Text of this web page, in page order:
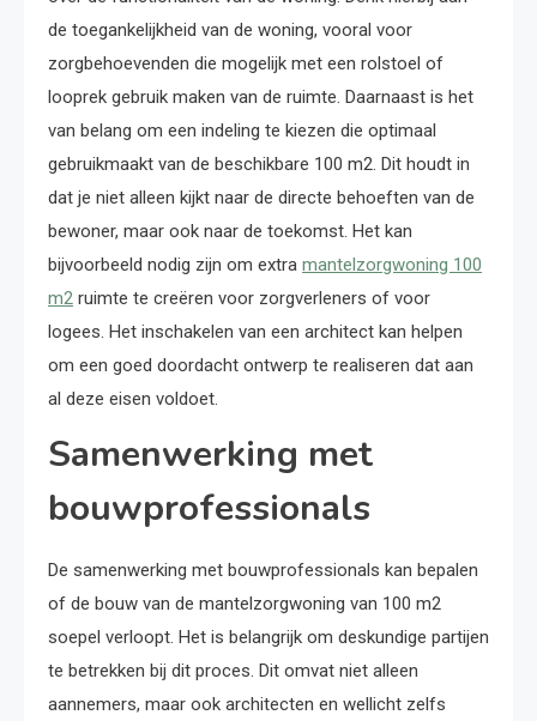
de toegankelijkheid van de woning, vooral voor
zorgbehoevenden die mogelijk met een rolstoel of
looprek gebruik maken van de ruimte. Daarnaast is het
van belang om een indeling te kiezen die optimaal
gebruikmaakt van de beschikbare 100 m2. Dit houdt in
dat je niet alleen kijkt naar de directe behoeften van de
bewoner, maar ook naar de toekomst. Het kan
bijvoorbeeld nodig zijn om extra mantelzorgwoning 100
m2 ruimte te creëren voor zorgverleners of voor
logees. Het inschakelen van een architect kan helpen
om een goed doordacht ontwerp te realiseren dat aan
al deze eisen voldoet.
Samenwerking met
bouwprofessionals
De samenwerking met bouwprofessionals kan bepalen
of de bouw van de mantelzorgwoning van 100 m2
soepel verloopt. Het is belangrijk om deskundige partijen
te betrekken bij dit proces. Dit omvat niet alleen
aannemers, maar ook architecten en wellicht zelfs